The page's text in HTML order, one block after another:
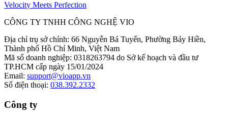
Velocity Meets Perfection
CÔNG TY TNHH CÔNG NGHỆ VIO
Địa chỉ trụ sở chính: 66 Nguyễn Bá Tuyển, Phường Bảy Hiền,
Thành phố Hồ Chí Minh, Việt Nam
Mã số doanh nghiệp: 0318263794 do Sở kế hoạch và đầu tư
TP.HCM cấp ngày 15/01/2024
Email: support@vioapp.vn
Số điện thoại: 038.392.2332
Công ty